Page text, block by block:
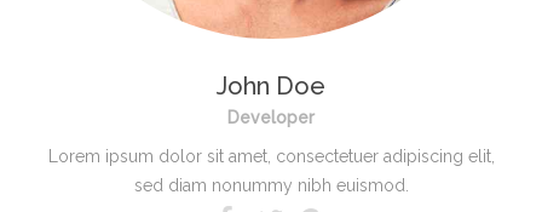
John Doe
Developer
Lorem ipsum dolor sit amet, consectetuer adipiscing elit,
sed diam nonummy nibh euismod.